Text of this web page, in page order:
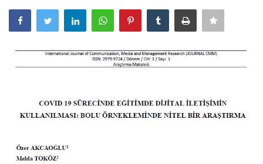
Yazım Kuralları
Dergi Arşivi